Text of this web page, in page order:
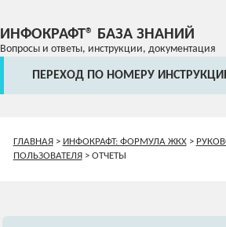
ИНФОКРАФТ® БАЗА ЗНАНИЙ
Вопросы и ответы, инструкции, документация
ПЕРЕХОД ПО НОМЕРУ
ГЛАВНАЯ> ИНФОКРАФТ: ФОРМУЛА ЖКХ>
ПОЛЬЗОВАТЕЛЯ> ОТЧЕТЫ